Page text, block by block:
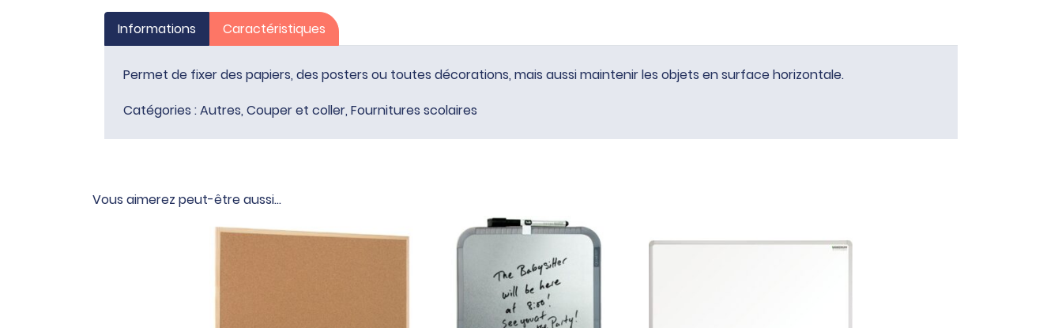
Informations Caractéristiques
Permet de fixer des papiers, des posters ou toutes décorations, mais aussi maintenir les objets en surface horizontale.
Catégories :Autres, Couper et coller, Fournitures scolaires
Vous aimerez peut-être aussi…